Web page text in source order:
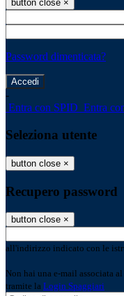
button close ×
Password dimenticata?
-
Entra con SPID Entra
Seleziona utente
button close ×
Recupero password
button close ×
all'indirizzo indicato con le
Non hai una e-mail associata
tramite la Login Spaggiari